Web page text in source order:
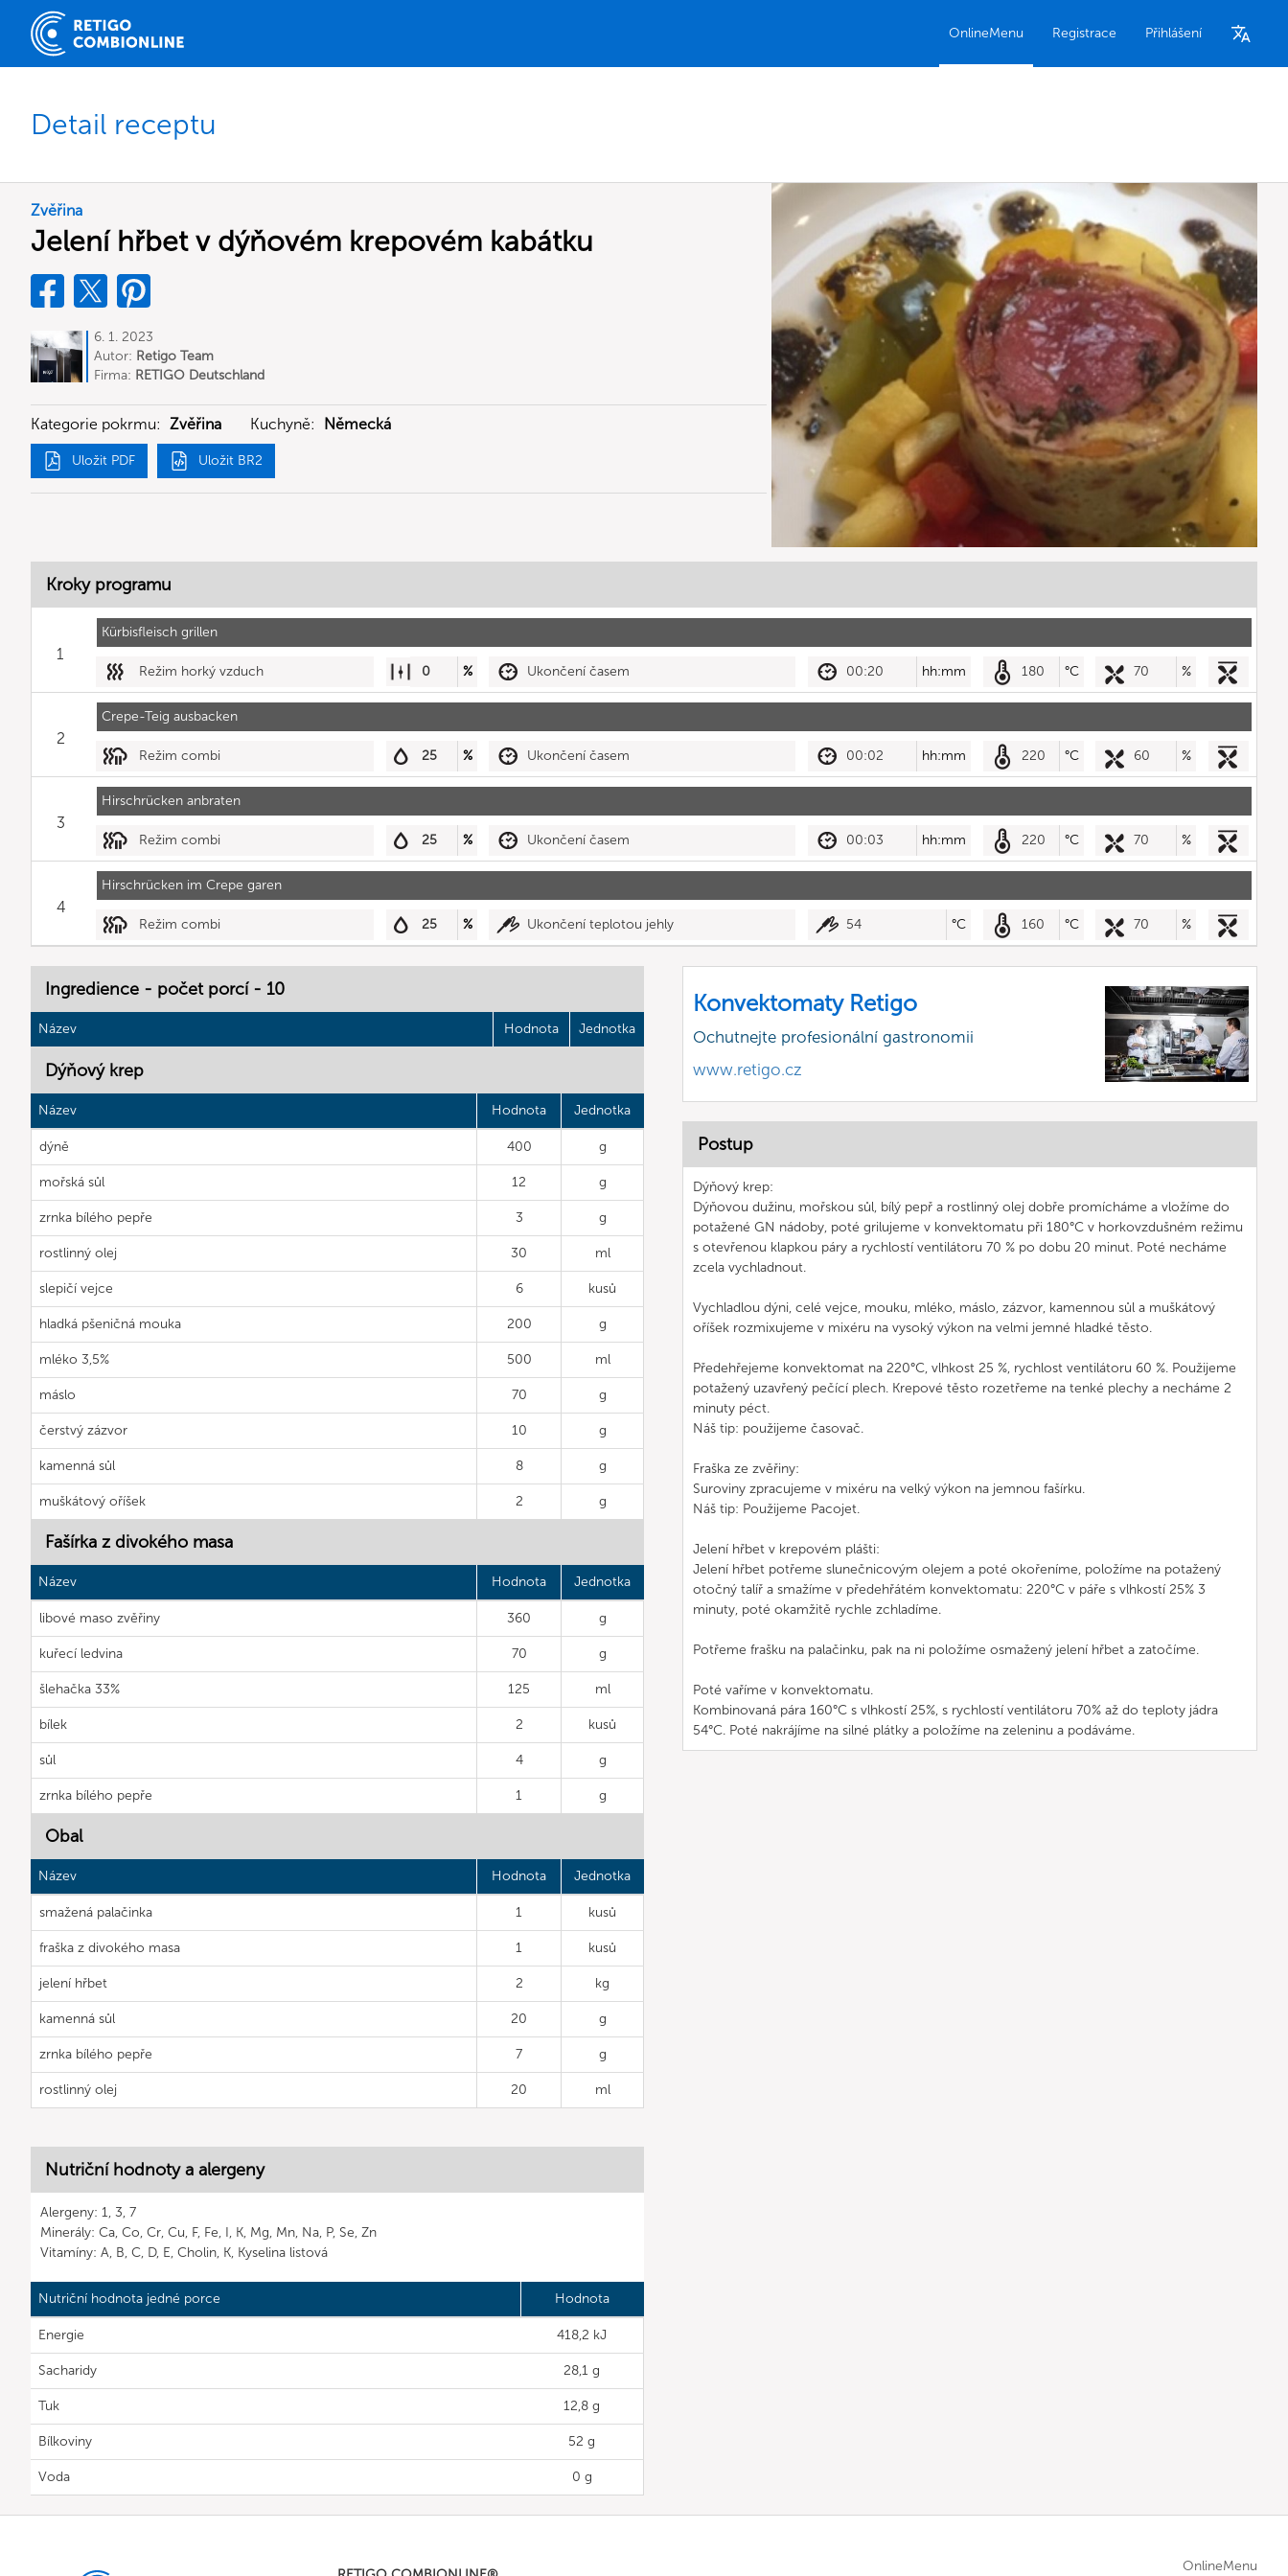
OnlineMenu Registrace Přihlášení
Detail receptu
Zvěřina
Jelení hřbet v dýňovém krepovém kabátku
6. 1. 2023
Autor: Retigo Team
Deutschland
Firma: RETIGO Deutschland
Kategorie pokrmu: Zvěřina Kuchyně: Německá
Uložit PDF Uložit BR2
Kroky programu
Kürbisfleisch grillen
1
Režim horký vzduch 0 % Ukončení časem 00:20 hh:mm 180 °C 70 %
Crepe-Teig ausbacken
2
Režim combi 25 % Ukončení časem 00:02 hh:mm 220 °C 60 %
Hirschrücken anbraten
3
Režim combi 25 % Ukončení časem 00:03 hh:mm 220 °C 70 %
Hirschrücken im Crepe garen
4
Režim combi 25 % Ukončení teplotou jehly 54 °C 160 °C 70 %
Ingredience - počet porcí - 10
Název Hodnota Jednotka
Dýňový krep
Název Hodnota Jednotka
dýně 400 g
mořská sůl 12 g
zrnka bílého pepře 3 g
rostlinný olej 30 ml
slepičí vejce 6 kusů
hladká pšeničná mouka 200 g
mléko 3,5% 500 ml
máslo 70 g
čerstvý zázvor 10 g
kamenná sůl 8 g
muškátový oříšek 2 g
Fašírka z divokého masa
Název Hodnota Jednotka
libové maso zvěřiny 360 g
kuřecí ledvina 70 g
šlehačka 33% 125 ml
bílek 2 kusů
sůl 4 g
zrnka bílého pepře 1 g
Obal
Název Hodnota Jednotka
smažená palačinka 1 kusů
fraška z divokého masa 1 kusů
jelení hřbet 2 kg
kamenná sůl 20 g
zrnka bílého pepře 7 g
rostlinný olej 20 ml
Nutriční hodnoty a alergeny
Alergeny: 1, 3, 7
Minerály: Ca, Co, Cr, Cu, F, Fe, I, K, Mg, Mn, Na, P, Se, Zn
Vitamíny: A, B, C, D, E, Cholin, K, Kyselina listová
Nutriční hodnota jedné porce Hodnota
Energie 418,2 kJ
Sacharidy 28,1 g
Tuk 12,8 g
Bílkoviny 52 g
Voda 0 g
Konvektomaty Retigo
Ochutnejte profesionální gastronomii
www.retigo.cz
Postup
Dýňový krep:
Dýňovou dužinu, mořskou sůl, bílý pepř a rostlinný olej dobře promícháme a vložíme do
potažené GN nádoby, poté grilujeme v konvektomatu při 180°C v horkovzdušném režimu
s otevřenou klapkou páry a rychlostí ventilátoru 70 % po dobu 20 minut. Poté necháme
zcela vychladnout.
Vychladlou dýni, celé vejce, mouku, mléko, máslo, zázvor, kamennou sůl a muškátový
oříšek rozmixujeme v mixéru na vysoký výkon na velmi jemné hladké těsto.
Předehřejeme konvektomat na 220°C, vlhkost 25 %, rychlost ventilátoru 60 %. Použijeme
potažený uzavřený pečící plech. Krepové těsto rozetřeme na tenké plechy a necháme 2
minuty péct.
Náš tip: použijeme časovač.
Fraška ze zvěřiny:
Suroviny zpracujeme v mixéru na velký výkon na jemnou fašírku.
Náš tip: Použijeme Pacojet.
Jelení hřbet v krepovém plášti:
Jelení hřbet potřeme slunečnicovým olejem a poté okořeníme, položíme na potažený
otočný talíř a smažíme v předehřátém konvektomatu: 220°C v páře s vlhkostí 25% 3
minuty, poté okamžitě rychle zchladíme.
Potřeme frašku na palačinku, pak na ni položíme osmažený jelení hřbet a zatočíme.
Poté vaříme v konvektomatu.
Kombinovaná pára 160°C s vlhkostí 25%, s rychlostí ventilátoru 70% až do teploty jádra
54°C. Poté nakrájíme na silné plátky a položíme na zeleninu a podáváme.
OnlineMenu